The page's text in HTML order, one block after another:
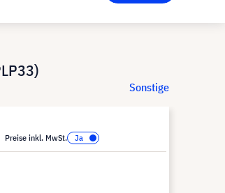
Sonstige
Preise inkl. MwSt.